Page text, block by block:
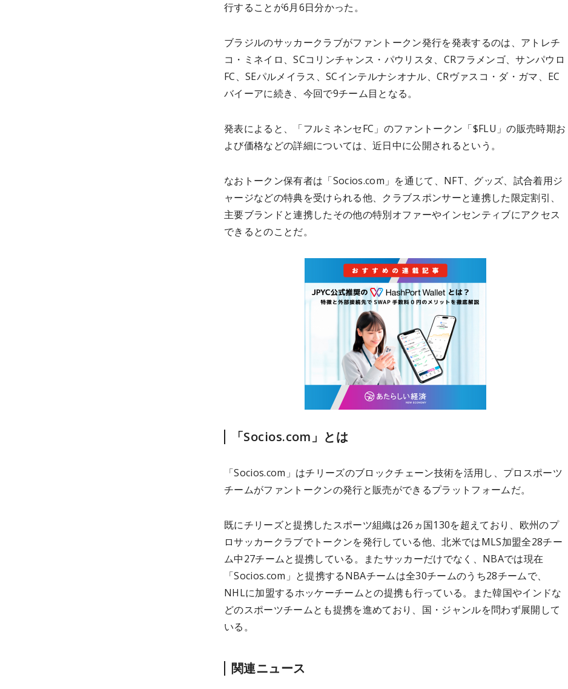
行することが6月6日分かった。
ブラジルのサッカークラブがファントークン発行を発表するのは、アトレチ
コ・ミネイロ、SCコリンチャンス・パウリスタ、CRフラメンゴ、サンパウロ
FC、SEパルメイラス、SCインテルナシオナル、CRヴァスコ・ダ・ガマ、EC
バイーアに続き、今回で9チーム目となる。
発表によると、「フルミネンセFC」のファントークン「$FLU」の販売時期お
よび価格などの詳細については、近日中に公開されるという。
なおトークン保有者は「Socios.com」を通じて、NFT、グッズ、試合着用ジ
ャージなどの特典を受けられる他、クラブスポンサーと連携した限定割引、
主要ブランドと連携したその他の特別オファーやインセンティブにアクセス
できるとのことだ。
「Socios.com」とは
「Socios.com」はチリーズのブロックチェーン技術を活用し、プロスポーツ
チームがファントークンの発行と販売ができるプラットフォームだ。
既にチリーズと提携したスポーツ組織は26ヵ国130を超えており、欧州のプ
ロサッカークラブでトークンを発行している他、北米ではMLS加盟全28チー
ム中27チームと提携している。またサッカーだけでなく、NBAでは現在
「Socios.com」と提携するNBAチームは全30チームのうち28チームで、
NHLに加盟するホッケーチームとの提携も行っている。また韓国やインドな
どのスポーツチームとも提携を進めており、国・ジャンルを問わず展開して
いる。
関連ニュース